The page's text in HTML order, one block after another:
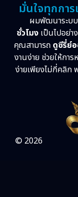
มั่นใจทุกการ
ผมพัฒนาระบบ
ชั่วโมงเป็นไปอย่า
คุณสามารถ ดูซีรี่ย์
งานง่าย ช่วยให้กา
ง่ายเพียงไม่กี่คลิก
© 2026